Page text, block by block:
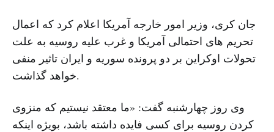
جان کری، وزیر امور خارجه آمریکا اعلام کرد که اعمال
تحریم های احتمالی آمریکا و غرب علیه روسیه به علت
تحولات اوکراین بر دو پرونده سوریه و ایران تاثیر منفی
خواهد گذاشت.
وی روز چهارشنبه گفت: «ما معتقد نیستیم که منزوی
کردن روسیه برای کسی فایده داشته باشد، بویژه اینکه